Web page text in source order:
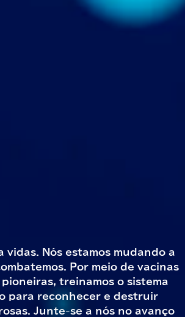
vidas. Nós estamos mudando a
Por meio de vacinas
, treinamos o sistema
para reconhecer e destruir
Junte-se a nós no avanço